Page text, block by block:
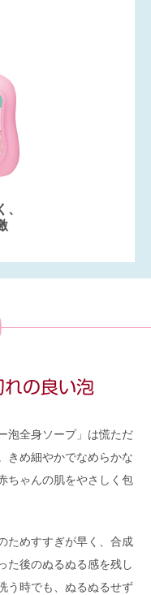
、
れの良い泡
泡全身ソープ」は慌ただ
きめ細やかでなめらかな
ちゃんの肌をやさしく包
ためすすぎが早く、合成
た後のぬるぬる感を残し
う時でも、ぬるぬるせず